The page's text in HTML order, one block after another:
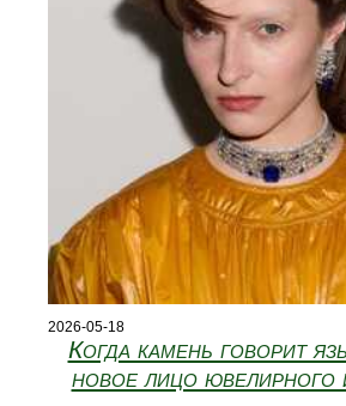
2026-05-18
Когда камень говорит
новое лицо ювелирного